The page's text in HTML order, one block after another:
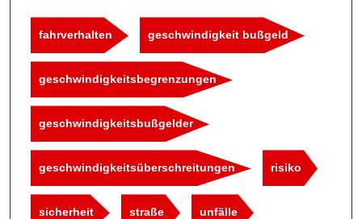
fahrverhalten geschwindigkeit bußgeld
geschwindigkeitsbegrenzungen
geschwindigkeitsbußgelder
geschwindigkeitsüberschreitungen risiko
sicherheit straße unfälle